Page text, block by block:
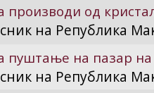
производи од
на Република
пуштање на пазар
на Република